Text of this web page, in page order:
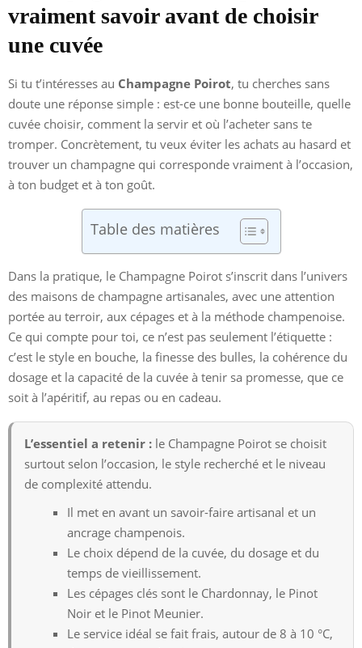
vraiment savoir avant de choisir
une cuvée
Si tu t’intéresses au Champagne Poirot, tu cherches sans
doute une réponse simple : est-ce une bonne bouteille, quelle
cuvée choisir, comment la servir et où l’acheter sans te
tromper. Concrètement, tu veux éviter les achats au hasard et
trouver un champagne qui corresponde vraiment à l’occasion,
à ton budget et à ton goût.
Table des matières
Dans la pratique, le Champagne Poirot s’inscrit dans l’univers
des maisons de champagne artisanales, avec une attention
portée au terroir, aux cépages et à la méthode champenoise.
Ce qui compte pour toi, ce n’est pas seulement l’étiquette :
c’est le style en bouche, la finesse des bulles, la cohérence du
dosage et la capacité de la cuvée à tenir sa promesse, que ce
soit à l’apéritif, au repas ou en cadeau.
L’essentiel a retenir : le Champagne Poirot se choisit
surtout selon l’occasion, le style recherché et le niveau
de complexité attendu.
Il met en avant un savoir-faire artisanal et un
ancrage champenois.
Le choix dépend de la cuvée, du dosage et du
temps de vieillissement.
Les cépages clés sont le Chardonnay, le Pinot
Noir et le Pinot Meunier.
Le service idéal se fait frais, autour de 8 à 10 °C,